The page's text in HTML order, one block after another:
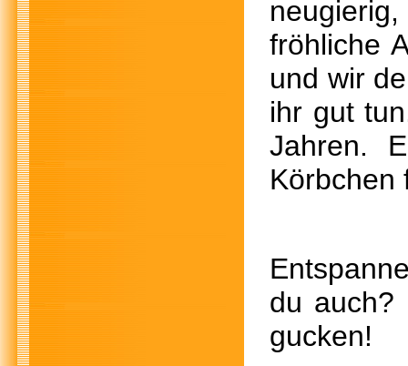
fröhliche
und wir
ihr gut
Jahren.
Körbchen
du
gucken!